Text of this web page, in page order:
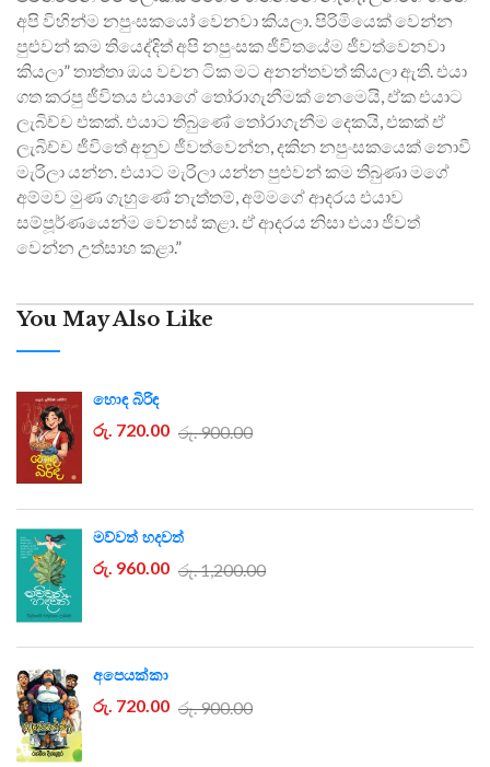
අපි විහින්ම නපුංසකයෝ වෙනවා කියලා. පිරිමියෙක් වෙන්න
පුළුවන් කම තියෙද්දිත් අපි නපුංසක ජීවිතයේම ජීවත්වෙනවා
කියලා” තාත්තා ඔය වචන ටික මට අනන්තවත් කියලා ඇති. එයා
ගත කරපු ජීවිතය එයාගේ තෝරාගැනීමක් නෙමෙයි, ඒක එයාට
ලැබිච්ච එකක්. එයාට තිබුණේ තෝරාගැනීම දෙකයි, එකක් ඒ
ලැබිච්ච ජීවිතේ අනුව ජීවත්වෙන්න, දකින නපුංසකයෙක් නොවී
මැරිලා යන්න. එයාට මැරිලා යන්න පුළුවන් කම තිබුණා මගේ
අම්මව මුණ ගැහුණේ නැත්තම්, අම්මගේ ආදරය එයාව
සම්පූර්ණයෙන්ම වෙනස් කළා. ඒ ආදරය නිසා එයා ජීවත්
වෙන්න උත්සාහ කළා.”
You May Also Like
හොඳ බිරිඳ
රු. 720.00 රු. 900.00
මව්වත් හදවත්
රු. 960.00 රු. 1,200.00
අපෙයක්කා
රු. 720.00 රු. 900.00